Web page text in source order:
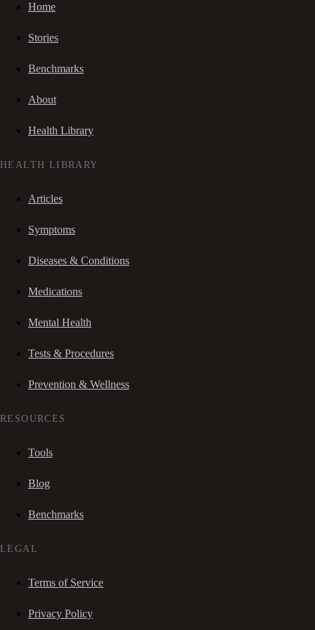
Home
Stories
Benchmarks
About
Health Library
HEALTH LIBRARY
Articles
Symptoms
Diseases & Conditions
Medications
Mental Health
Tests & Procedures
Prevention & Wellness
RESOURCES
Tools
Blog
Benchmarks
LEGAL
Terms of Service
Privacy Policy